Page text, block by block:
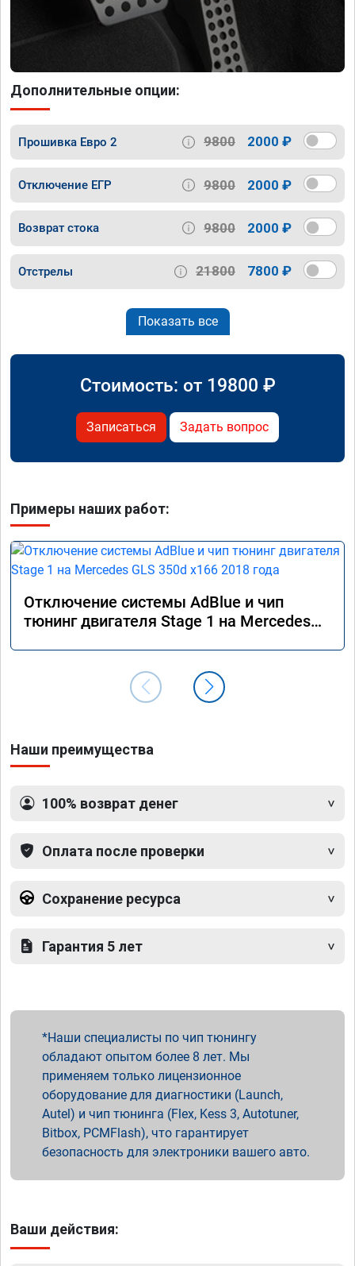
Дополнительные опции:
Прошивка Евро 2 9800 2000 ₽
Отключение ЕГР 9800 2000 ₽
Возврат стока 9800 2000 ₽
Отстрелы 21800 7800 ₽
Показать все
Стоимость: от 19800 ₽
Записаться Задать вопрос
Примеры наших работ:
Отключение системы AdBlue и чип
тюнинг двигателя Stage 1 на Mercedes
Наши преимущества
100% возврат денег
Оплата после проверки
Сохранение ресурса
Гарантия 5 лет
Наши специалисты по чип тюнингу
обладают опытом более 8 лет. Мы
применяем только лицензионное
оборудование для диагностики (Launch,
Autel) и чип тюнинга (Flex, Kess 3, Autotuner,
Bitbox, PCMFlash), что гарантирует
безопасность для электроники вашего авто.
Ваши действия: